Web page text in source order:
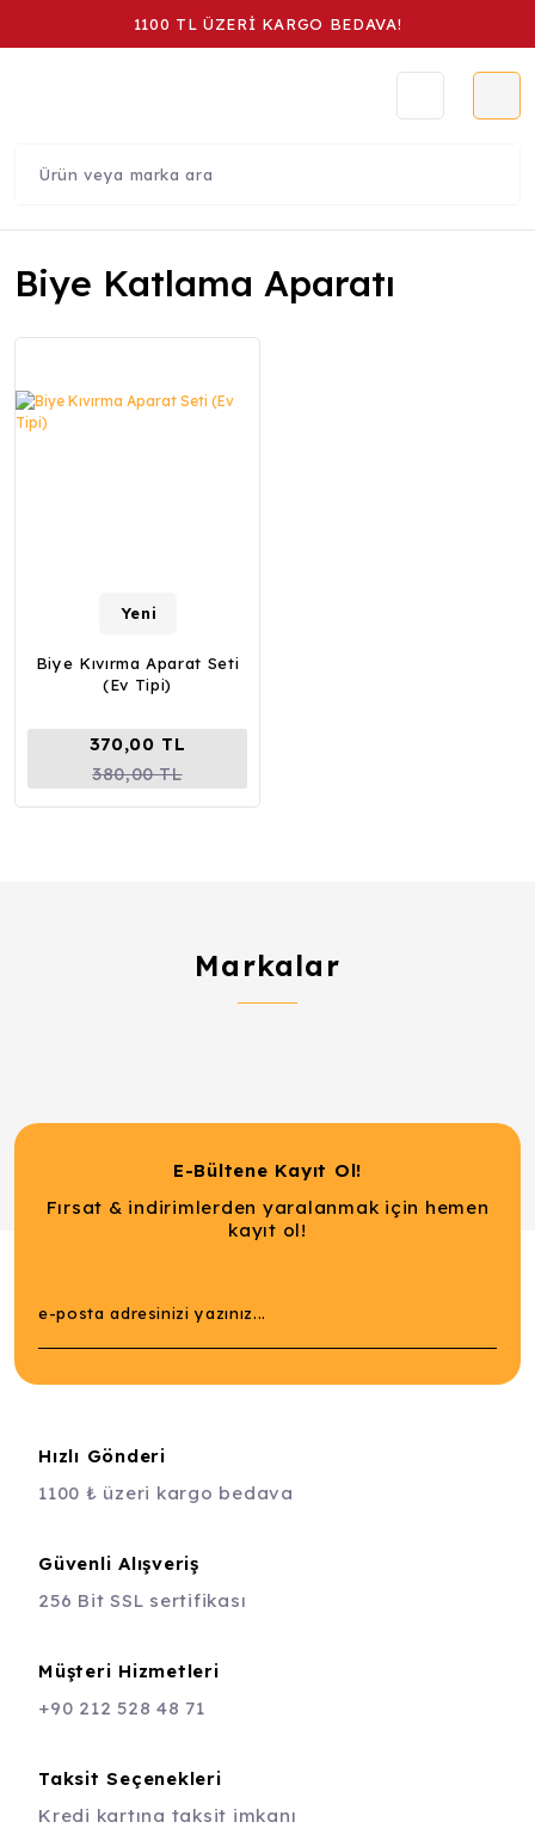
1100 TL ÜZERİ KARGO BEDAVA!
Biye Katlama Aparatı
Yeni
Biye Kıvırma Aparat Seti
(Ev Tipi)
370,00 TL
380,00 TL
Markalar
E-Bültene Kayıt Ol!
Fırsat & indirimlerden yaralanmak için hemen
kayıt ol!
Hızlı Gönderi
1100 ₺ üzeri kargo bedava
Güvenli Alışveriş
256 Bit SSL sertifikası
Müşteri Hizmetleri
+90 212 528 48 71
Taksit Seçenekleri
Kredi kartına taksit imkanı